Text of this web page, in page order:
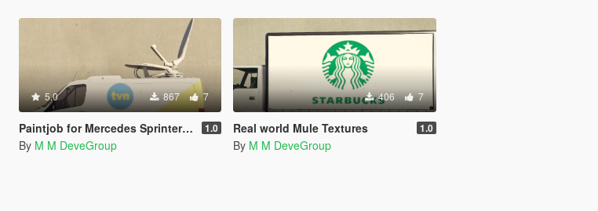
5.0 867 7
Paintjob for Mercedes Sprinter (Polish TVn) 1.0
By M M DeveGroup
406 7
Real world Mule Textures 1.0
By M M DeveGroup